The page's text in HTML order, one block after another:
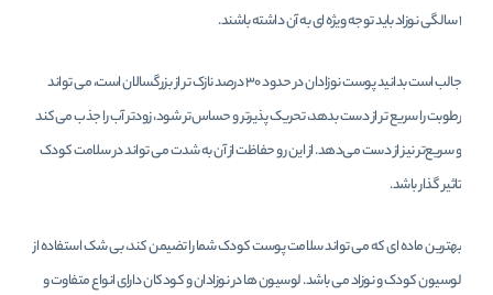
1 سالگی نوزاد باید توجه ویژه ای به آن داشته باشند.
جالب است بدانید پوست نوزادان در حدود ۳۰ درصد نازک ‌تر از بزرگسالان است، می تواند
رطوبت را سریع‌ تر از دست بدهد، تحریک پذیرتر و حساس‌تر شود، زودتر آب را جذب می‌کند
و سریع‌تر نیز از دست می‌دهد. از این رو حفاظت از آن به شدت می تواند در سلامت کودک
تاثیر گذار باشد.
بهترین ماده ای که می تواند سلامت پوست کودک شما را تضیمن کند، بی شک استفاده از
لوسیون کودک و نوزاد می باشد. لوسیون ها در نوزادان و کودکان دارای انواع متفاوت و